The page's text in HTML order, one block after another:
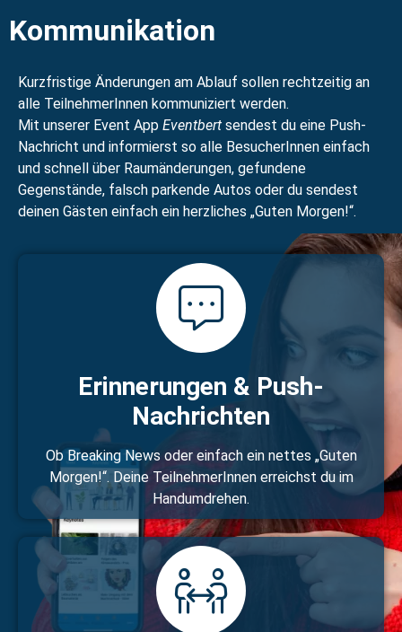
Kommunikation
Kurzfristige Änderungen am Ablauf sollen rechtzeitig an
alle TeilnehmerInnen kommuniziert werden.
Mit unserer Event App Eventbert sendest du eine Push-
Nachricht und informierst so alle BesucherInnen einfach
und schnell über Raumänderungen, gefundene
Gegenstände, falsch parkende Autos oder du sendest
deinen Gästen einfach ein herzliches „Guten Morgen!“.
Erinnerungen & Push-
Nachrichten
Ob Breaking News oder einfach ein nettes „Guten
Morgen!“. Deine TeilnehmerInnen erreichst du im
Handumdrehen.